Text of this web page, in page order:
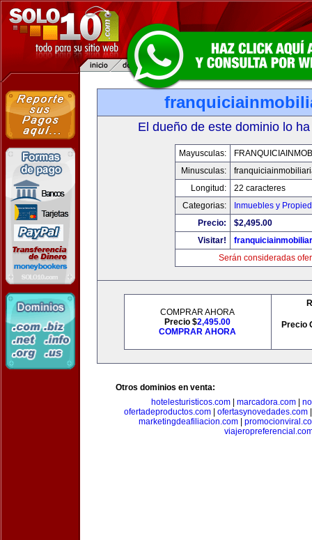
El dueño de este dominio lo
Mayusculas:
Minusculas:
Longitud:
22 caracteres
Categorias:
Inmuebles y
Precio:
$2,495.00
Visitar!
Serán consideradas
COMPRAR AHORA
Precio $2,495.00
COMPRAR AHORA
Precio
Otros dominios en venta:
hotelesturisticos.com
marcadora.com
ofertadeproductos.com| ofertasynovedades.com
marketingdeafiliacion.com|